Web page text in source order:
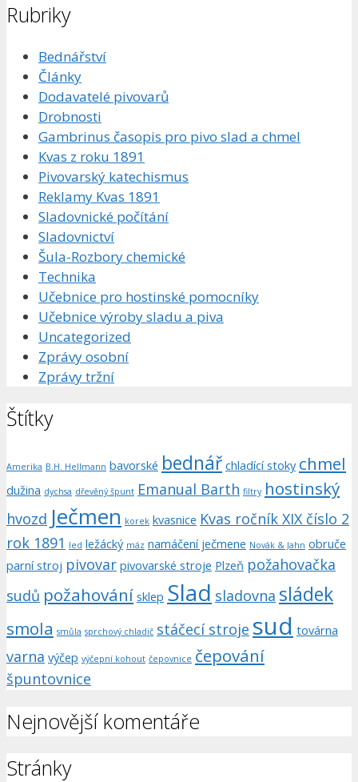
Rubriky
Bednářství
Články
Dodavatelé pivovarů
Drobnosti
Gambrinus časopis pro pivo slad a chmel
Kvas z roku 1891
Pivovarský katechismus
Reklamy Kvas 1891
Sladovnické počítání
Sladovnictví
Šula-Rozbory chemické
Technika
Učebnice pro hostinské pomocníky
Učebnice výroby sladu a piva
Uncategorized
Zprávy osobní
Zprávy tržní
Štítky
Amerika B.H. Hellmann bavorské bednář chladící stoky chmel
dužina dychsa dřevěný špunt Emanual Barth filtry hostinský
hvozd Ječmen korek kvasnice Kvas ročník XIX číslo 2
rok 1891 led ležácký máz namáčení ječmene Novák & Jahn obruče
parní stroj pivovar pivovarské stroje Plzeň požahovačka
sudů požahování sklep Slad sladovna sládek
smola smůla sprchový chladič stáčecí stroje sud továrna
varna výčep výčepní kohout čepovnice čepování
špuntovnice
Nejnovější komentáře
Stránky